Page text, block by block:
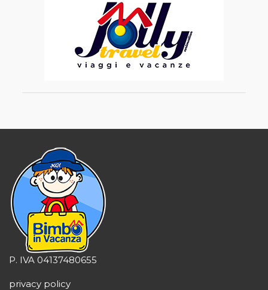
P. IVA 04137480655
privacy policy